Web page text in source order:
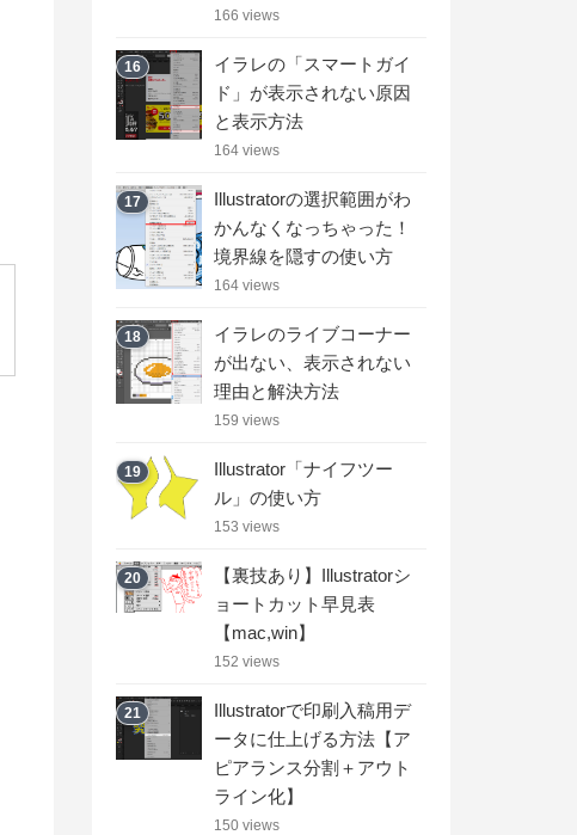
166 views
16
イラレの「スマートガイ
ド」が表示されない原因
と表示方法
164 views
17
Illustratorの選択範囲がわ
かんなくなっちゃった！
境界線を隠すの使い方
164 views
18
イラレのライブコーナー
が出ない、表示されない
理由と解決方法
159 views
19
Illustrator「ナイフツー
ル」の使い方
153 views
20
【裏技あり】Illustratorシ
ョートカット早見表
【mac,win】
152 views
21
Illustratorで印刷入稿用デ
ータに仕上げる方法【ア
ピアランス分割＋アウト
ライン化】
150 views